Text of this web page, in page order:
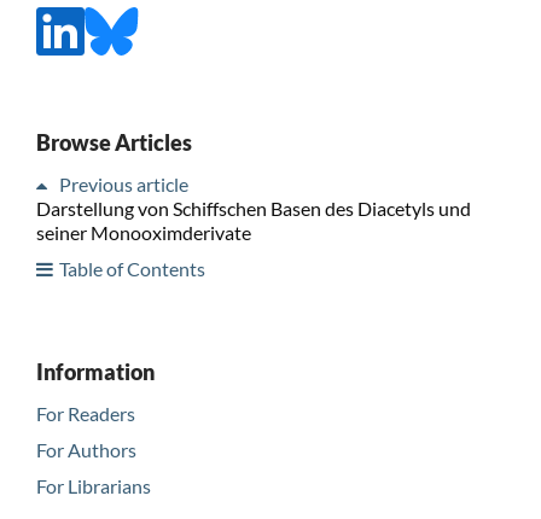
Browse Articles
Previous article
Darstellung von Schiffschen Basen des Diacetyls und
seiner Monooximderivate
Table of Contents
Information
For Readers
For Authors
For Librarians